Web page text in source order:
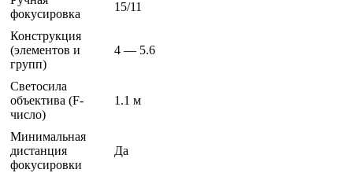
фокусировка
15/11
Конструкция
(элементов и
групп)
4 — 5.6
Светосила
объектива (F-
число)
1.1 м
Минимальная
дистанция
фокусировки
Да